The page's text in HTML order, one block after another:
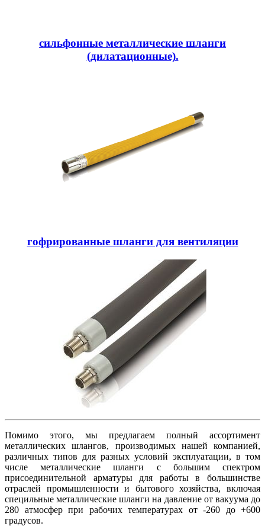
сильфонные металлические шланги
(дилатационные).
гофрированные шланги для вентиляции
Помимо этого, мы предлагаем полный ассортимент
металлических шлангов, производимых нашей компанией,
различных типов для разных условий эксплуатации, в том
числе металлические шланги с большим спектром
присоединительной арматуры для работы в большинстве
отраслей промышленности и бытового хозяйства, включая
специльные металлические шланги на давление от вакуума до
280 атмосфер при рабочих температурах от -260 до +600
градусов.